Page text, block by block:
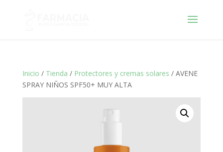
Inicio / Tienda / Protectores y cremas solares / AVENE
SPRAY NIÑOS SPF50+ MUY ALTA